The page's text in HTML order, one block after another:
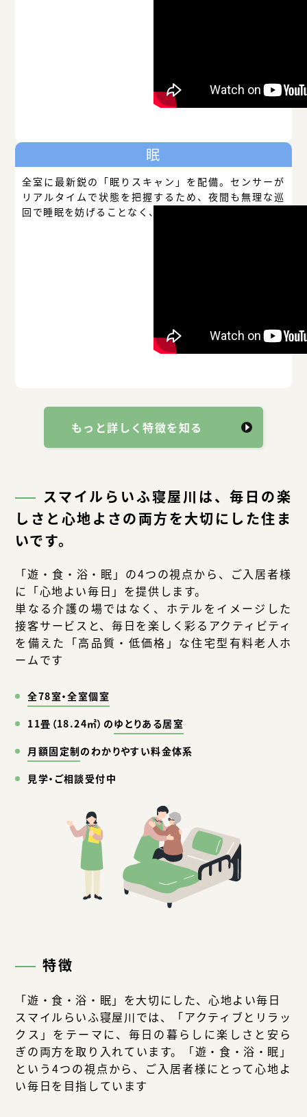
眠
全室に最新鋭の「眠りスキャン」を配備。センサーが
リアルタイムで状態を把握するため、夜間も無理な巡
回で睡眠を妨げることなく、安心と安全を守ります。
もっと詳しく特徴を知る
スマイルらいふ寝屋川は、毎日の楽
しさと心地よさの両方を大切にした住ま
いです。
「遊・食・浴・眠」の4つの視点から、ご入居者様
に「心地よい毎日」を提供します。
単なる介護の場ではなく、ホテルをイメージした
接客サービスと、毎日を楽しく彩るアクティビティ
を備えた「高品質・低価格」な住宅型有料老人ホ
ームです
全78室・全室個室
11畳（18.24㎡）のゆとりある居室
月額固定制のわかりやすい料金体系
見学・ご相談受付中
特徴
「遊・食・浴・眠」を大切にした、心地よい毎日
スマイルらいふ寝屋川では、「アクティブとリラッ
クス」をテーマに、毎日の暮らしに楽しさと安ら
ぎの両方を取り入れています。「遊・食・浴・眠」
という4つの視点から、ご入居者様にとって心地よ
い毎日を目指しています